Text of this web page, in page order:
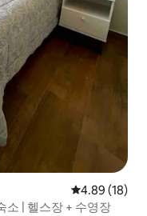
평점 4.89점(5
4.89 (18)
소 | 헬스장 + 수영장